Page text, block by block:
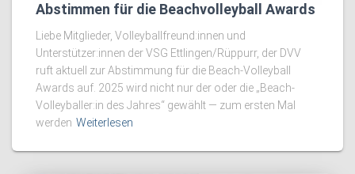
Abstimmen für die Beachvolleyball Awards
Liebe Mitglieder, Volleyballfreund:innen und
Unterstützer:innen der VSG Ettlingen/Rüppurr, der DVV
ruft aktuell zur Abstimmung für die Beach-Volleyball
Awards auf. 2025 wird nicht nur der oder die „Beach-
Volleyballer:in des Jahres“ gewählt — zum ersten Mal
werden Weiterlesen